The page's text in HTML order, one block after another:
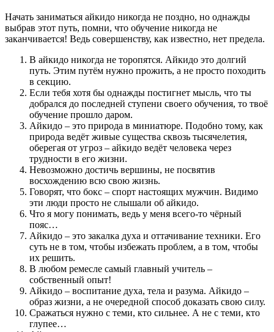
Начать заниматься айкидо никогда не поздно, но однажды
выбрав этот путь, помни, что обучение никогда не
заканчивается! Ведь совершенству, как известно, нет предела.
В айкидо никогда не торопятся. Айкидо это долгий
путь. Этим путём нужно прожить, а не просто походить
в секцию.
Если тебя хотя бы однажды постигнет мысль, что ты
добрался до последней ступени своего обучения, то твоё
обучение прошло даром.
Айкидо – это природа в миниатюре. Подобно тому, как
природа ведёт живые существа сквозь тысячелетия,
оберегая от угроз – айкидо ведёт человека через
трудности в его жизни.
Невозможно достичь вершины, не посвятив
восхождению всю свою жизнь.
Говорят, что бокс – спорт настоящих мужчин. Видимо
эти люди просто не слышали об айкидо.
Что я могу понимать, ведь у меня всего-то чёрный
пояс…
Айкидо – это закалка духа и оттачивание техники. Его
суть не в том, чтобы избежать проблем, а в том, чтобы
их решить.
В любом ремесле самый главный учитель –
собственный опыт!
Айкидо – воспитание духа, тела и разума. Айкидо –
образ жизни, а не очередной способ доказать свою силу.
Сражаться нужно с теми, кто сильнее. А не с теми, кто
глупее…